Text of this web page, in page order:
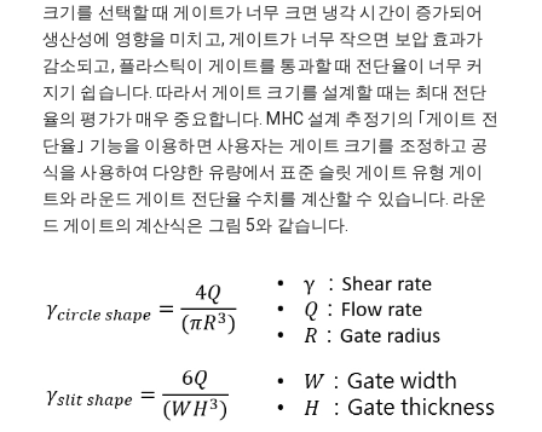
크기를 선택할 때 게이트가 너무 크면 냉각 시간이 증가되어
생산성에 영향을 미치고, 게이트가 너무 작으면 보압 효과가
감소되고, 플라스틱이 게이트를 통과할 때 전단율이 너무 커
지기 쉽습니다. 따라서 게이트 크기를 설계할 때는 최대 전단
율의 평가가 매우 중요합니다. MHC 설계 추정기의 ｢게이트 전
단율｣ 기능을 이용하면 사용자는 게이트 크기를 조정하고 공
식을 사용하여 다양한 유량에서 표준 슬릿 게이트 유형 게이
트와 라운드 게이트 전단율 수치를 계산할 수 있습니다. 라운
드 게이트의 계산식은 그림 5와 같습니다.